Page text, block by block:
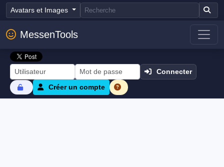
Avatars et Images
MessenTools
Connecter
Créer un compte